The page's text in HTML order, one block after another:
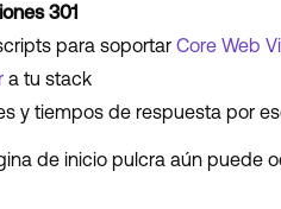
301
para soportar Core Web
a tu stack
y tiempos de respuesta por
de inicio pulcra aún puede